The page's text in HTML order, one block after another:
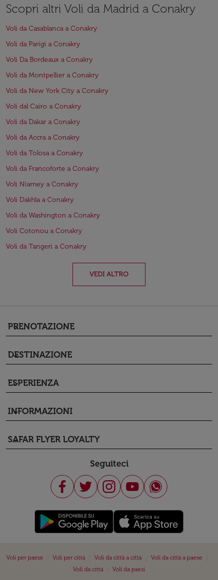
Scopri altri Voli da Madrid a Conakry
Voli da Casablanca a Conakry
Voli da Parigi a Conakry
Voli Da Bordeaux a Conakry
Voli da Montpellier a Conakry
Voli da New York City a Conakry
Voli dal Cairo a Conakry
Voli da Dakar a Conakry
Voli da Accra a Conakry
Voli da Tolosa a Conakry
Voli da Francoforte a Conakry
Voli Niamey a Conakry
Voli Dakhla a Conakry
Voli da Washington a Conakry
Voli Cotonou a Conakry
Voli da Tangeri a Conakry
VEDI ALTRO
PRENOTAZIONE
keyboard_arrow_down
DESTINAZIONE
keyboard_arrow_down
ESPERIENZA
keyboard_arrow_down
INFORMAZIONI
keyboard_arrow_down
SAFAR FLYER LOYALTY
keyboard_arrow_down
Seguiteci
Voli per paese Voli per città Voli da città a città Voli da città a paese
Voli da città
Voli da paesi